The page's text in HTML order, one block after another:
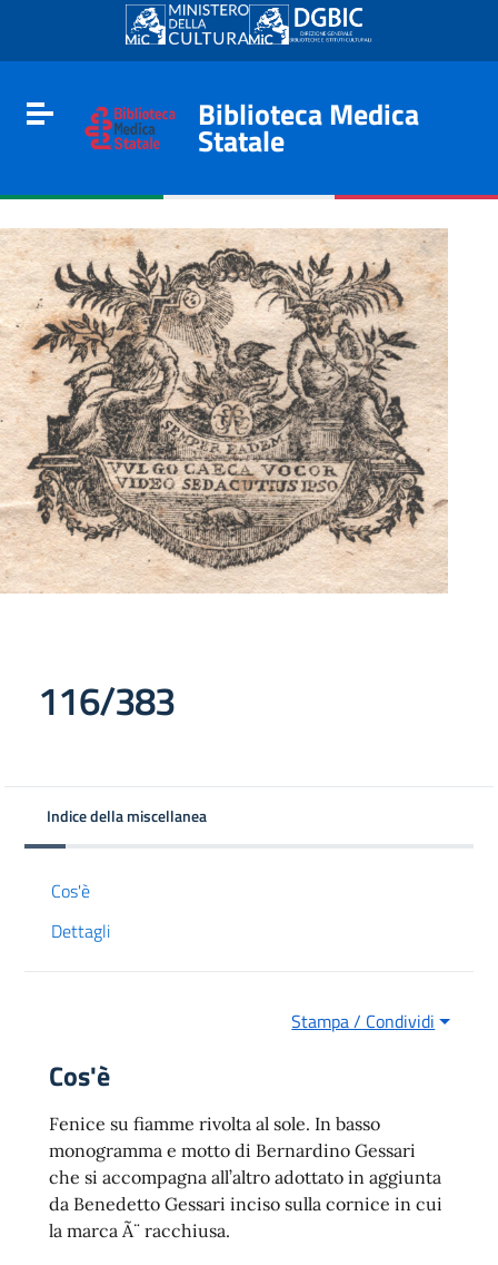
Go to content
Go to the navigation menu
Go to the footer
Toggle navigation
Biblioteca Medica
Statale
116/383
Indice della miscellanea
Cos'è
Dettagli
Stampa / Condividi
Cos'è
Fenice su fiamme rivolta al sole. In basso
monogramma e motto di Bernardino Gessari
che si accompagna all’altro adottato in aggiunta
da Benedetto Gessari inciso sulla cornice in cui
la marca Ã¨ racchiusa.